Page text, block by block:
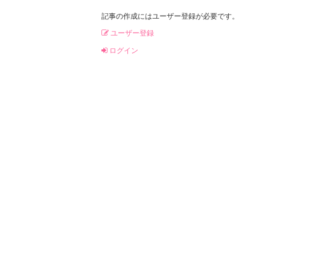
記事の作成にはユーザー登録が必要です。
ユーザー登録
ログイン